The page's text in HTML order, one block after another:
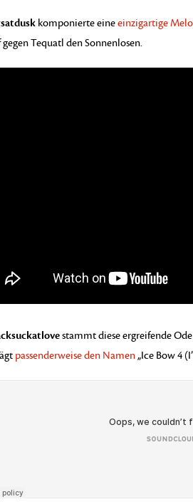
komponierte eineeinzigartige
Tequatl den Sonnenlosen.
stammtdiese ergreifende
passenderweise den Namen„Ice Bow 4